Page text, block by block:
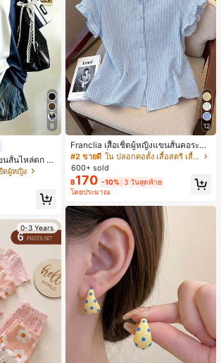
9
นสั้นไหล่ตก ค
ายทาง สไตล์
ขวัญสำหรับเ
ดผู้หญิง
0-3 Years
12
Franclia เสื้อเชิ้ตผู้หญิงแขนสั้นคอระบา
ยกระดุมเดี่ยวลายทาง
#2 ขายดี
ใน ปลอกคอตั้ง เสื้อสตรี เสื้อเบลาส์ & Tee
600+ sold
฿170 -10% 3 วันสุดท้าย
โดยประมาณ